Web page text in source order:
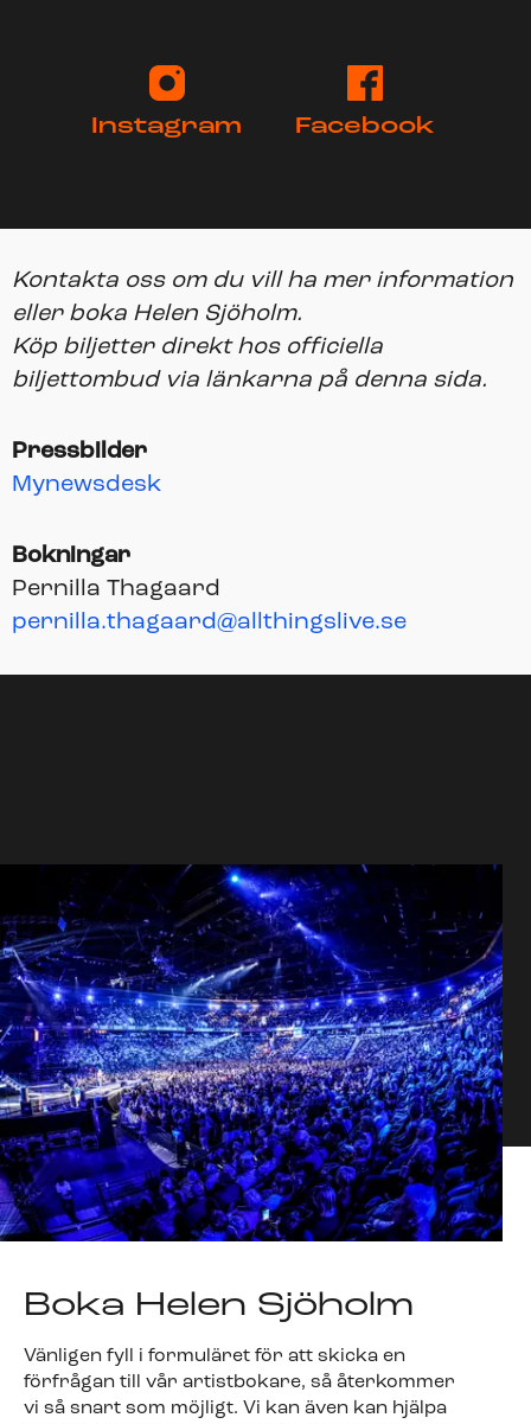
Instagram Facebook
Kontakta oss om du vill ha mer information
eller boka Helen Sjöholm.
Köp biljetter direkt hos officiella
biljettombud via länkarna på denna sida.
Pressbilder
Mynewsdesk
Bokningar
Pernilla Thagaard
pernilla.thagaard@allthingslive.se
Boka Helen Sjöholm
Vänligen fyll i formuläret för att skicka en
förfrågan till vår artistbokare, så återkommer
vi så snart som möjligt. Vi kan även kan hjälpa